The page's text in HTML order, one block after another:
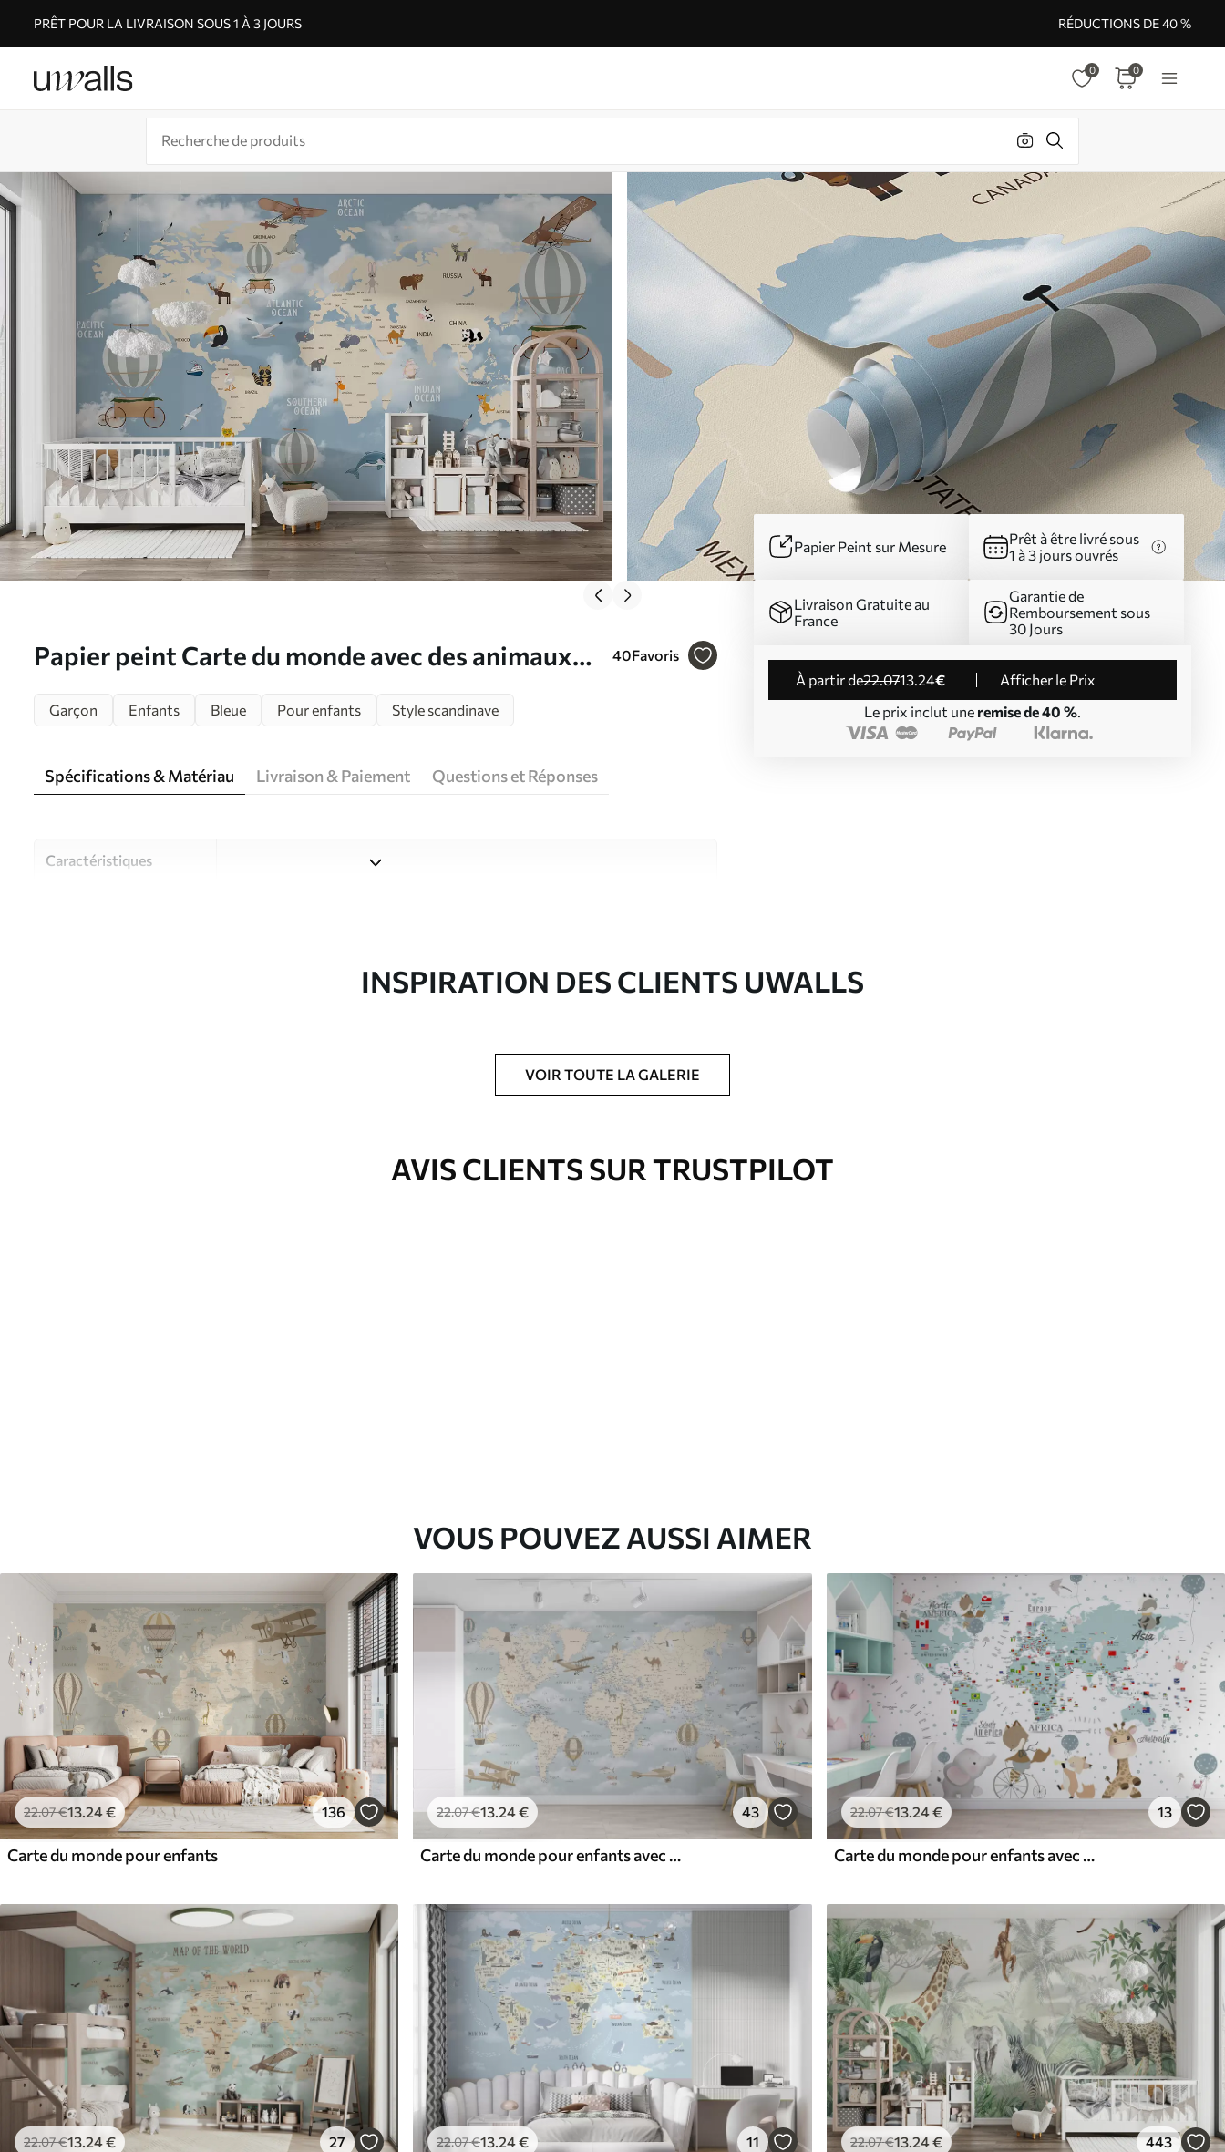
PRÊT POUR LA LIVRAISON SOUS 1 À 3 JOURS RÉDUCTIONS DE 40 %
0 0
Papier peint Carte du monde avec des animaux
40Favoris
Papier Peint sur Mesure
Prêt à être livré sous
1 à 3 jours ouvrés
Livraison Gratuite au
France
Garantie de
Remboursement sous
30 Jours
à partir de22.0713.24€
Afficher le Prix
Le prix inclut une remise de 40 %.
Garçon Enfants Bleue Pour enfants Style scandinave
Spécifications & Matériau Livraison & Paiement Questions et Réponses
Caractéristiques
Studio de design Uwalls
Imprimé sur commande et livré en rouleaux jusqu’à 50 cm de large.
INSPIRATION DES CLIENTS UWALLS
VOIR TOUTE LA GALERIE
AVIS CLIENTS SUR TRUSTPILOT
VOUS POUVEZ AUSSI AIMER
22.07€13.24€ 136
Carte du monde pour enfants
22.07€13 .24€ 43
Carte du monde pour enfants avec avion
22.07€13.24€ 13
Carte du monde pour enfants avec animaux
22.07€13.24€ 27 22.07€13.24€ 11 22.07€13.24€ 443